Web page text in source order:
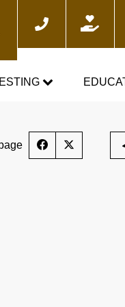
control process
TOGETHER